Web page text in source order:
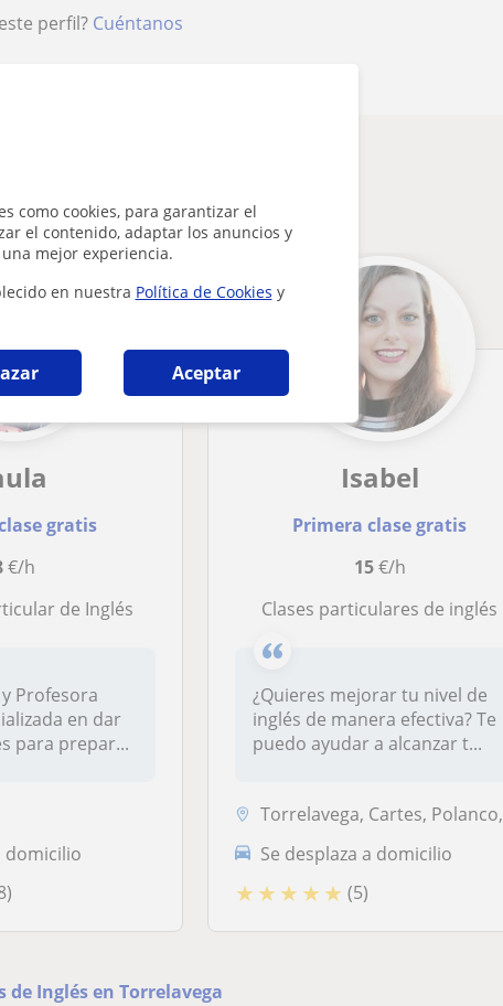
como cookies, para garantizar el
el contenido, adaptar los anuncios y
mejor experiencia.
en nuestra Política de Cookies y
Aceptar
perfil? Cuéntanos
interesarte
gratis
€/h
de Inglés
Profesora
en dar
para prepar...
domicilio
Isabel
Primera clase gratis
15€/h
Clases particulares de inglés
¿Quieres mejorar tu nivel de
inglés de manera efectiva? Te
puedo ayudar a alcanzar t...
Torrelavega, Cartes, Polanco, Reocín
Se desplaza a domicilio
★ ★ ★ ★ ★ (5)
de Inglés en Torrelavega